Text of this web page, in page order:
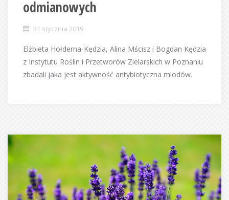
odmianowych
31 stycznia 2019
Elżbieta Hołderna-Kędzia, Alina Mścisz i Bogdan Kędzia
z Instytutu Roślin i Przetworów Zielarskich w Poznaniu
zbadali jaka jest aktywność antybiotyczna miodów.